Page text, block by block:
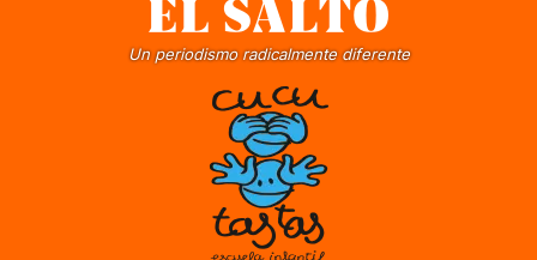
Un periodismo radicalmente diferente